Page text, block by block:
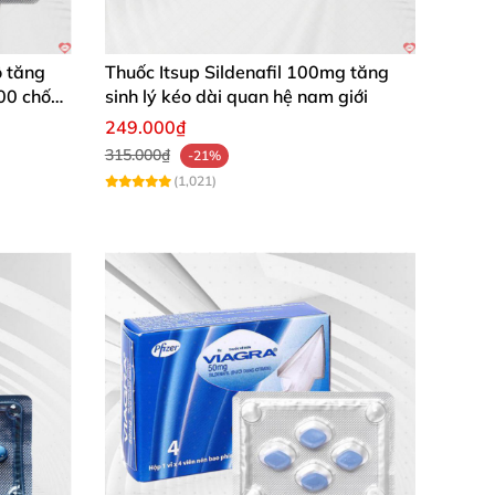
tượng nam giới bước vào thời kì mãn dục.
như mong muốn.
tăng
chống
Thuốc Itsup Sildenafil 100mg tăng
sinh lý kéo dài quan hệ nam giới
249.000₫
315.000₫
-21%
(1,021)